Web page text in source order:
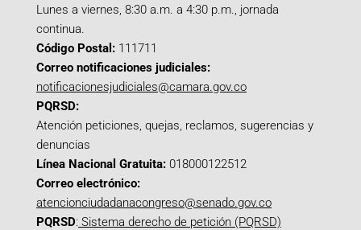
Lunes a viernes, 8:30 a.m. a 4:30 p.m., jornada
continua.
Código Postal: 111711
Correo notificaciones judiciales:
notificacionesjudiciales@camara.gov.co
PQRSD:
Atención peticiones, quejas, reclamos, sugerencias y
denuncias
Línea Nacional Gratuita: 018000122512
Correo electrónico:
atencionciudadanacongreso@senado.gov.co
PQRSD: Sistema derecho de petición (PQRSD)